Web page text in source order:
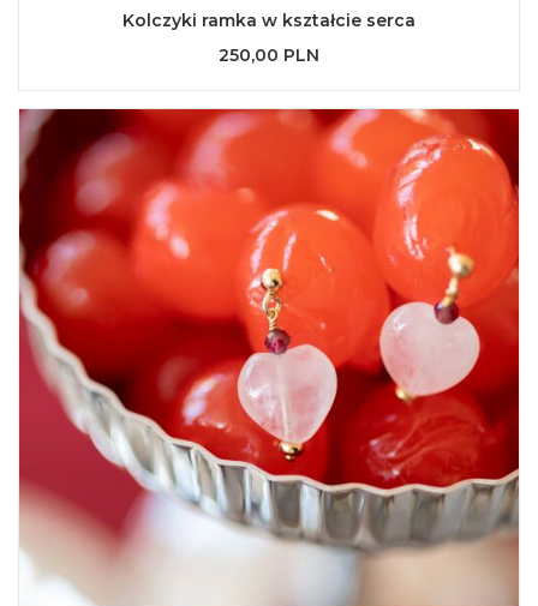
Kolczyki ramka w kształcie serca
250,00 PLN